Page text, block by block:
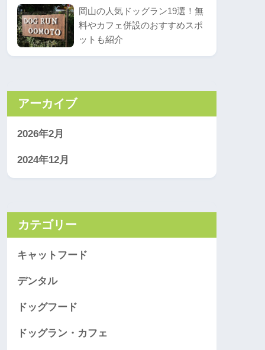
岡山の人気ドッグラン19選！無
料やカフェ併設のおすすめスポ
ットも紹介
アーカイブ
2026年2月
2024年12月
カテゴリー
キャットフード
デンタル
ドッグフード
ドッグラン・カフェ